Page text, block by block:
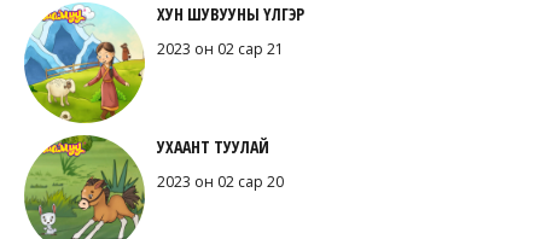
ХУН ШУВУУНЫ ҮЛГЭР
2023 он 02 сар 21
УХААНТ ТУУЛАЙ
2023 он 02 сар 20